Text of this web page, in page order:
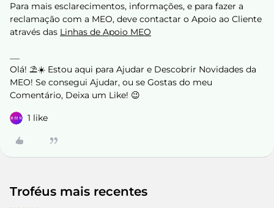
Para mais esclarecimentos, informações, e para fazer a
reclamação com a MEO, deve contactar o Apoio ao Cliente
através das Linhas de Apoio MEO
Olá! ⛱️☀️ Estou aqui para Ajudar e Descobrir Novidades da
MEO! Se consegui Ajudar, ou se Gostas do meu
Comentário, Deixa um Like! 😉
1 like
Troféus mais recentes